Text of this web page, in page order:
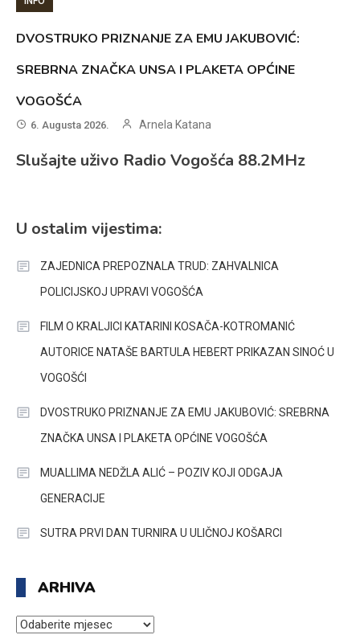
DVOSTRUKO PRIZNANJE ZA EMU JAKUBOVIĆ:
SREBRNA ZNAČKA UNSA I PLAKETA OPĆINE
VOGOŠĆA
6. Augusta 2026. Arnela Katana
Slušajte uživo Radio Vogošća 88.2MHz
U ostalim vijestima:
ZAJEDNICA PREPOZNALA TRUD: ZAHVALNICA
POLICIJSKOJ UPRAVI VOGOŠĆA
FILM O KRALJICI KATARINI KOSAČA-KOTROMANIĆ
AUTORICE NATAŠE BARTULA HEBERT PRIKAZAN SINOĆ U
VOGOŠĆI
DVOSTRUKO PRIZNANJE ZA EMU JAKUBOVIĆ: SREBRNA
ZNAČKA UNSA I PLAKETA OPĆINE VOGOŠĆA
MUALLIMA NEDŽLA ALIĆ – POZIV KOJI ODGAJA
GENERACIJE
SUTRA PRVI DAN TURNIRA U ULIČNOJ KOŠARCI
ARHIVA
ARHIVA